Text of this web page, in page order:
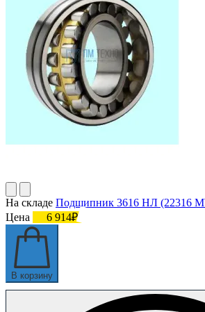
На складе Подшипник 3616 НЛ (22316
Цена
6 914₽
В корзину